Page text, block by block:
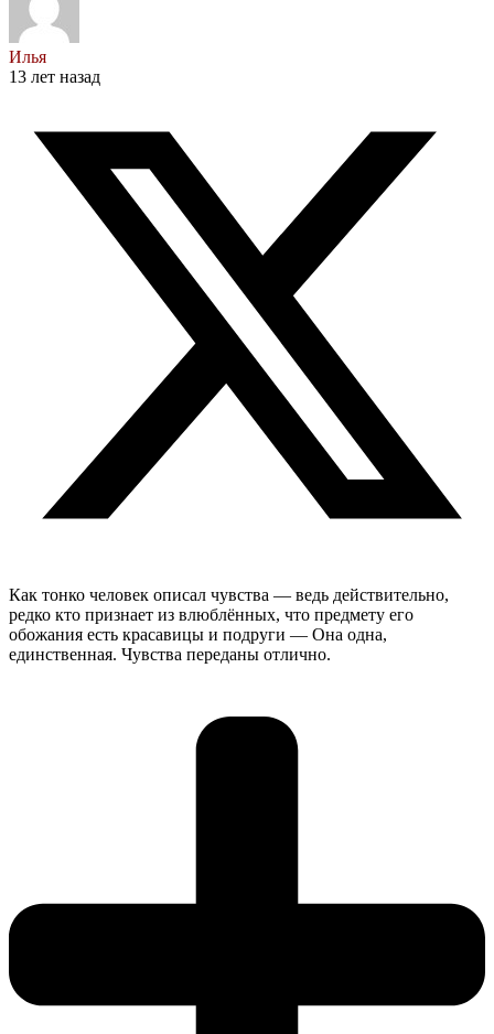
Илья
13 лет назад
Как тонко человек описал чувства — ведь действительно,
редко кто признает из влюблённых, что предмету его
обожания есть красавицы и подруги — Она одна,
единственная. Чувства переданы отлично.